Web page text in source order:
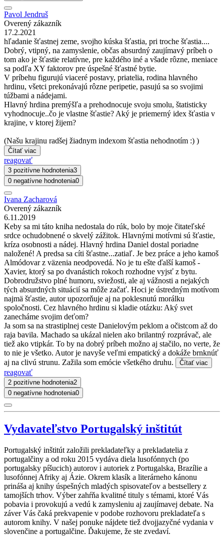
Pavol Jendruš
Overený zákazník
17.2.2021
hľadanie šťastnej zeme, svojho kúska šťastia, pri troche šťastia....
Dobrý, vtipný, na zamyslenie, občas absurdný zaujímavý príbeh o
tom ako je šťastie relatívne, pre každého iné a všade rôzne, meniace
sa podľa XY faktorov pre úspešné šťastné bytie.
V príbehu figurujú viaceré postavy, priatelia, rodina hlavného
hrdinu, všetci prekonávajú rôzne peripetie, pasujú sa so svojimi
túžbami a nádejami.
Hlavný hrdina premýšľa a prehodnocuje svoju smolu, štatisticky
vyhodnocuje..čo je vlastne šťastie? Aký je priemerný idex šťastia v
krajine, v ktorej žijem?
(Našu krajinu radšej žiadnym indexom šťastia nehodnotím :) )
Čítať viac
reagovať
3 pozitívne hodnotenia3
0 negatívne hodnotenia0
Ivana Zacharová
Overený zákazník
6.11.2019
Keby sa mi táto kniha nedostala do rúk, bolo by moje čitateľské
srdce ochudobnené o skvelý zážitok. Hlavnými motívmi sú šťastie,
kríza osobnosti a nádej. Hlavný hrdina Daniel dostal poriadne
naložené! A predsa sa cíti šťastne...zatiaľ. Je bez práce a jeho kamoš
Almódovar z väzenia neodpovedá. No je tu ešte ďalší kamoš -
Xavier, ktorý sa po dvanástich rokoch rozhodne vyjsť z bytu.
Dobrodružstvo plné humoru, sviežosti, ale aj vážnosti a nejakých
tých absurdných situácií sa môže začať. Hoci je ústredným motívom
najmä šťastie, autor upozorňuje aj na poklesnutú morálku
spoločnosti. Cez hlavného hrdinu si kladie otázku: Aký svet
zanecháme svojim deťom?
Ja som sa na strastiplnej ceste Danielovým peklom a očistcom až do
raja bavila. Machado sa ukázal nielen ako brilantný rozprávač, ale
tiež ako vtipkár. To by na dobrý príbeh možno aj stačilo, no verte, že
to nie je všetko. Autor je navyše veľmi empatický a dokáže brnknúť
aj na clivú strunu. Zažila som emócie všetkého druhu.
Čítať viac
reagovať
2 pozitívne hodnotenia2
0 negatívne hodnotenia0
Vydavateľstvo Portugalský inštitút
Portugalský inštitút založili prekladateľky a prekladatelia z
portugalčiny a od roku 2015 vydáva diela lusofónnych (po
portugalsky píšucich) autorov i autoriek z Portugalska, Brazílie a
lusofónnej Afriky aj Ázie. Okrem klasík a literárneho kánonu
prináša aj knihy úspešných mladých spisovateľov a bestsellery z
tamojších trhov. Výber zahŕňa kvalitné tituly s témami, ktoré Vás
pobavia i provokujú a vedú k zamysleniu aj zaujímavej debate. Na
záver Vás čaká prekvapenie v podobe rozhovoru prekladateľa s
autorom knihy. V našej ponuke nájdete tiež dvojjazyčné vydania v
slovenčine a portugalčine. Ďakujeme, že ste zvedaví.